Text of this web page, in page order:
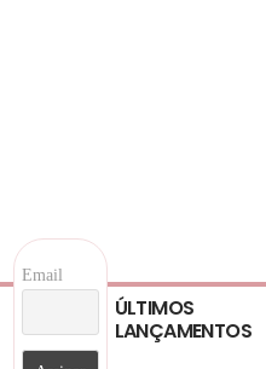
Email
ÚLTIMOS
LANÇAMENTOS